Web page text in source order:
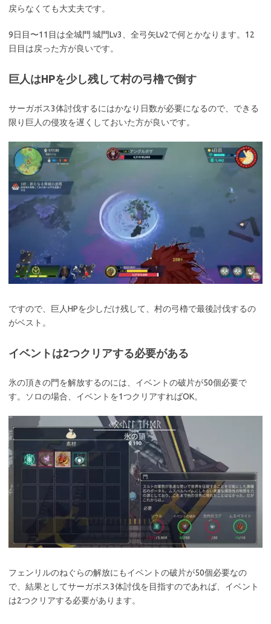
戻らなくても大丈夫です。
9日目〜11目は全城門 城門Lv3、全弓矢Lv2で何とかなります。12
日目は戻った方が良いです。
巨人はHPを少し残して村の弓櫓で倒す
サーガボス3体討伐するにはかなり日数が必要になるので、できる
限り巨人の侵攻を遅くしておいた方が良いです。
ですので、巨人HPを少しだけ残して、村の弓櫓で最後討伐するの
がベスト。
イベントは2つクリアする必要がある
氷の頂きの門を解放するのには、イベントの破片が50個必要で
す。ソロの場合、イベントを1つクリアすればOK。
フェンリルのねぐらの解放にもイベントの破片が50個必要なの
で、結果としてサーガボス3体討伐を目指すのであれば、イベント
は2つクリアする必要があります。